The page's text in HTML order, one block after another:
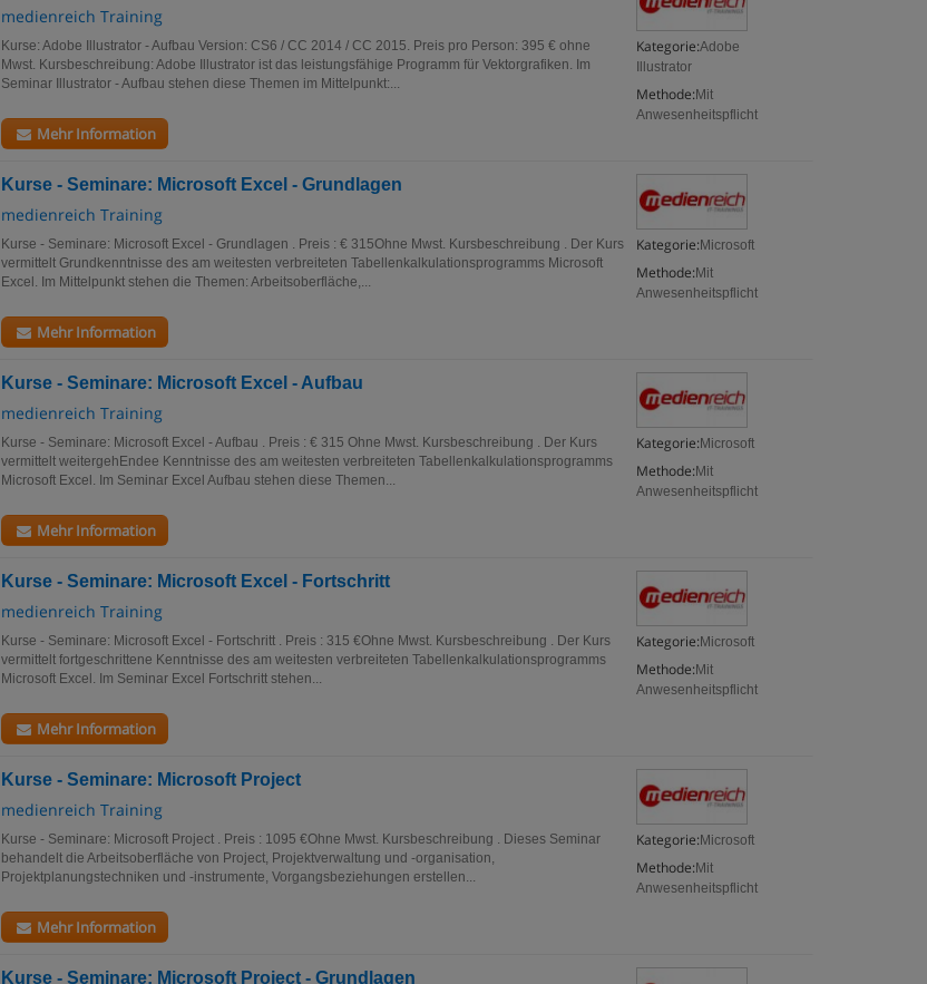
medienreich Training
Kategorie:Adobe
Illustrator
Methode: Mit
Anwesenheitspflicht
Kurse: Adobe Illustrator - Aufbau Version: CS6 / CC 2014 / CC 2015. Preis pro Person: 395 € ohne
Mwst. Kursbeschreibung: Adobe Illustrator ist das leistungsfähige Programm für Vektorgrafiken. Im
Seminar Illustrator - Aufbau stehen diese Themen im Mittelpunkt:...
Mehr Information
Kurse - Seminare: Microsoft Excel - Grundlagen
medienreich Training
Kategorie: Microsoft
Methode: Mit
Anwesenheitspflicht
Kurse - Seminare: Microsoft Excel - Grundlagen . Preis : € 315Ohne Mwst. Kursbeschreibung . Der Kurs
vermittelt Grundkenntnisse des am weitesten verbreiteten Tabellenkalkulationsprogramms Microsoft
Excel. Im Mittelpunkt stehen die Themen: Arbeitsoberfläche,...
Mehr Information
Kurse - Seminare: Microsoft Excel - Aufbau
medienreich Training
Kategorie: Microsoft
Methode: Mit
Anwesenheitspflicht
Kurse - Seminare: Microsoft Excel - Aufbau . Preis : € 315 Ohne Mwst. Kursbeschreibung . Der Kurs
vermittelt weitergehEndee Kenntnisse des am weitesten verbreiteten Tabellenkalkulationsprogramms
Microsoft Excel. Im Seminar Excel Aufbau stehen diese Themen...
Mehr Information
Kurse - Seminare: Microsoft Excel - Fortschritt
medienreich Training
Kategorie: Microsoft
Methode: Mit
Anwesenheitspflicht
Kurse - Seminare: Microsoft Excel - Fortschritt . Preis : 315 €Ohne Mwst. Kursbeschreibung . Der Kurs
vermittelt fortgeschrittene Kenntnisse des am weitesten verbreiteten Tabellenkalkulationsprogramms
Microsoft Excel. Im Seminar Excel Fortschritt stehen...
Mehr Information
Kurse - Seminare: Microsoft Project
medienreich Training
Kategorie: Microsoft
Methode: Mit
Anwesenheitspflicht
Kurse - Seminare: Microsoft Project . Preis : 1095 €Ohne Mwst. Kursbeschreibung . Dieses Seminar
behandelt die Arbeitsoberfläche von Project, Projektverwaltung und -organisation,
Projektplanungstechniken und -instrumente, Vorgangsbeziehungen erstellen...
Mehr Information
Kurse - Seminare: Microsoft Project - Grundlagen